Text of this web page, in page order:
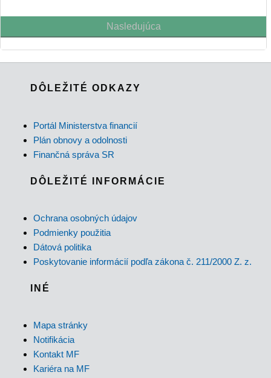
Nasledujúca
DÔLEŽITÉ ODKAZY
Portál Ministerstva financií
Plán obnovy a odolnosti
Finančná správa SR
DÔLEŽITÉ INFORMÁCIE
Ochrana osobných údajov
Podmienky použitia
Dátová politika
Poskytovanie informácií podľa zákona č. 211/2000 Z. z.
INÉ
Mapa stránky
Notifikácia
Kontakt MF
Kariéra na MF